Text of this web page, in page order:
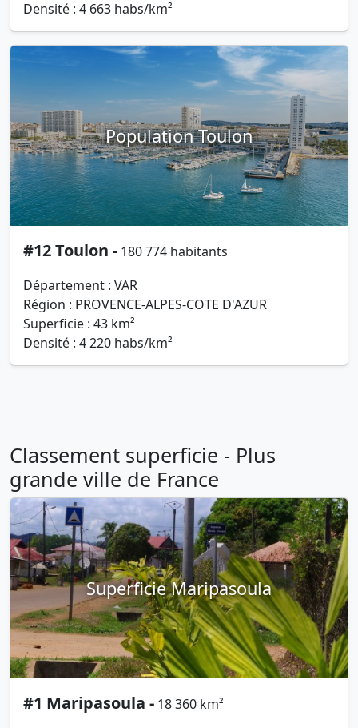
Densité : 4 663 habs/km²
Population Toulon
#12 Toulon - 180 774 habitants
Département : VAR
Région : PROVENCE-ALPES-COTE D'AZUR
Superficie : 43 km²
Densité : 4 220 habs/km²
Classement superficie - Plus
grande ville de France
Superficie Maripasoula
#1 Maripasoula - 18 360 km²